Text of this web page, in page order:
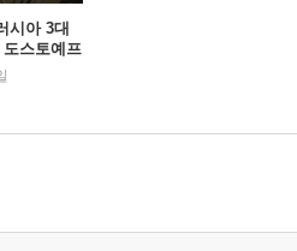
시아 3대
도스토예프